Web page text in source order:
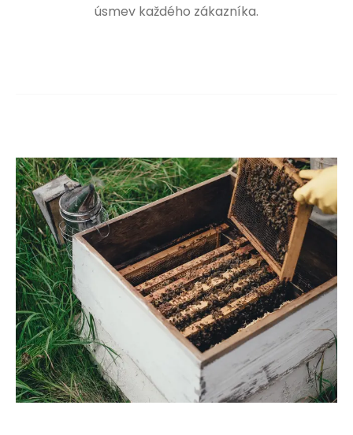
úsmev každého zákazníka.